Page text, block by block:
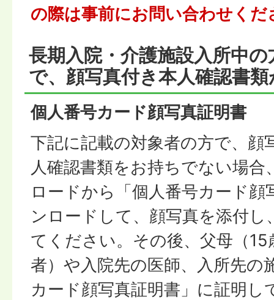
の際は事前にお問い合わせくだ
長期入院・介護施設入所中
で、顔写真付き本人確認書
個人番号カード顔写真証明書
下記に記載の対象者の方で、顔
人確認書類をお持ちでない場合
ロードから「個人番号カード顔
ンロードして、顔写真を添付し
てください。その後、父母（
者）や入院先の医師、入所先の
カード顔写真証明書」に証明し